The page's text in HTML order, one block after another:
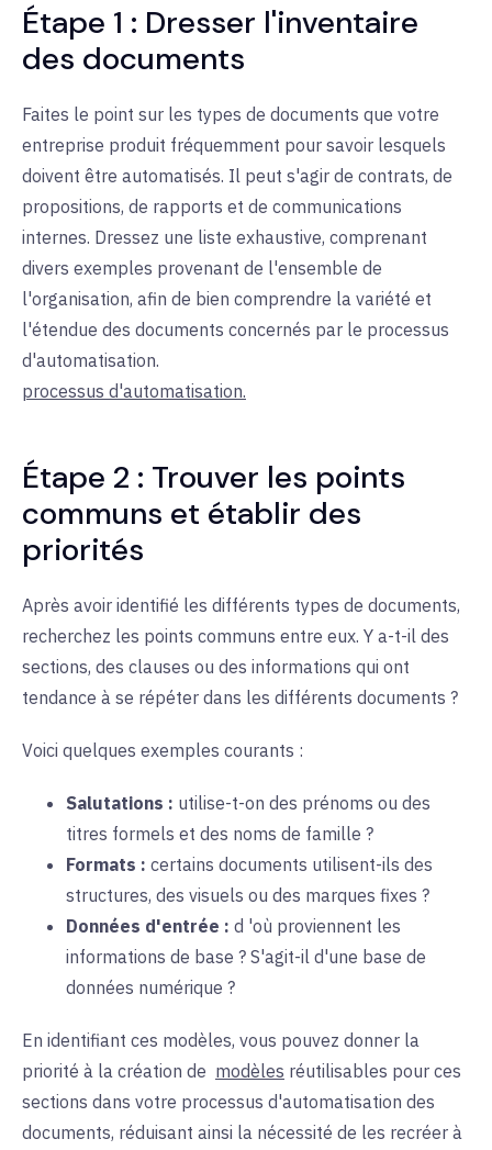
Étape 1 : Dresser l'inventaire
des documents
Faites le point sur les types de documents que votre
entreprise produit fréquemment pour savoir lesquels
doivent être automatisés. Il peut s'agir de contrats, de
propositions, de rapports et de communications
internes. Dressez une liste exhaustive, comprenant
divers exemples provenant de l'ensemble de
l'organisation, afin de bien comprendre la variété et
l'étendue des documents concernés par le processus
d'automatisation.
processus d'automatisation.
Étape 2 : Trouver les points
communs et établir des
priorités
Après avoir identifié les différents types de documents,
recherchez les points communs entre eux. Y a-t-il des
sections, des clauses ou des informations qui ont
tendance à se répéter dans les différents documents ?
Voici quelques exemples courants :
Salutations : utilise-t-on des prénoms ou des
titres formels et des noms de famille ?
Formats : certains documents utilisent-ils des
structures, des visuels ou des marques fixes ?
Données d'entrée : d 'où proviennent les
informations de base ? S'agit-il d'une base de
données numérique ?
En identifiant ces modèles, vous pouvez donner la
priorité à la création de modèles réutilisables pour ces
sections dans votre processus d'automatisation des
documents, réduisant ainsi la nécessité de les recréer à